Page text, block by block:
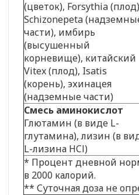
(цветок), Forsythia
Schizonepeta
части), имбирь
(высушенный
корневище), китайский
Vitex (плод), Isatis
(корень), эхинацея
(надземные части)
Смесь аминокислот
Глютамин (в виде L-
глутамина), лизин (в
L-лизина HCl)
* Процент дневной
в 2000 калорий.
** Суточная доза не